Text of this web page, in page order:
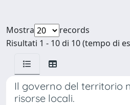
Mostra
records
Risultati 1 - 10 di 10 (tempo di
Il governo del territorio
risorse locali.